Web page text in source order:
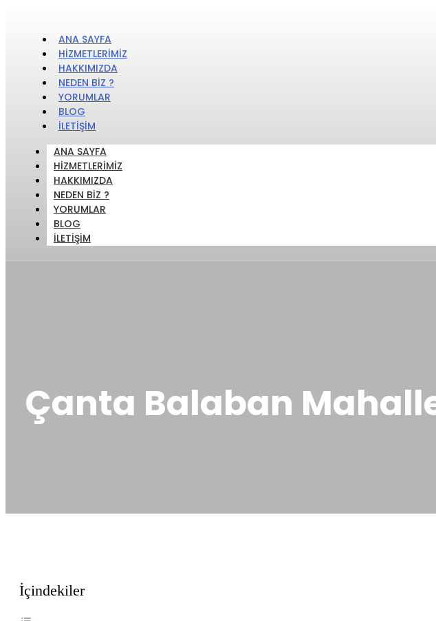
ANA SAYFA
HIZMETLERIMIZ
HAKKIMIZDA
NEDEN BIZ ?
YORUMLAR
BLOG
İLETIŞIM
ANA SAYFA
HIZMETLERIMIZ
HAKKIMIZDA
NEDEN BIZ ?
YORUMLAR
BLOG
İLETIŞIM
Çanta Balaban
İçindekiler